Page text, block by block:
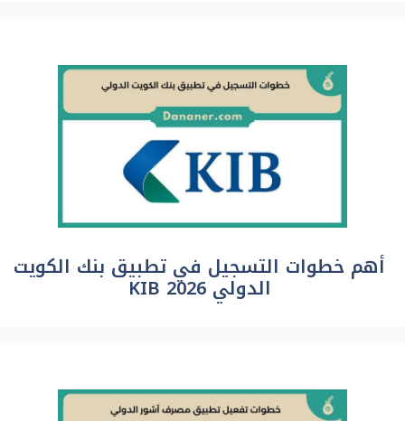
أهم خطوات التسجيل في تطبيق بنك الكويت
الدولي KIB 2026